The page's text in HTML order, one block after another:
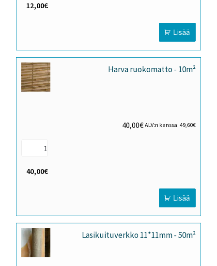
12,00€
Lisää
Harva ruokomatto - 10m²
40,00€ ALV:n kanssa: 49,60€
40,00€
Lisää
Lasikuituverkko 11*11mm - 50m²